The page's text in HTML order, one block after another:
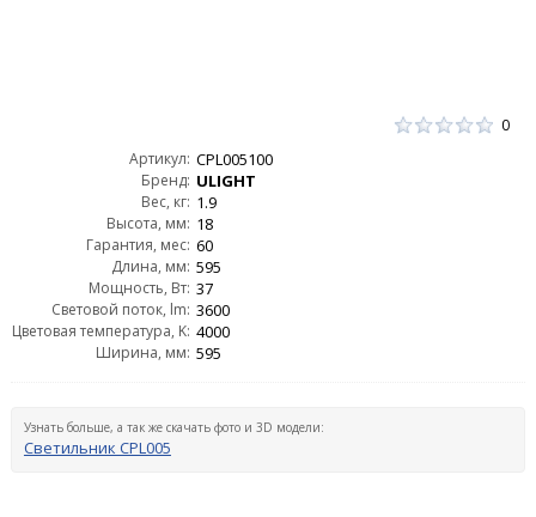
0
Артикул: CPL005100
Бренд: ULIGHT
Вес, кг: 1.9
Высота, мм: 18
Гарантия, мес: 60
Длина, мм: 595
Мощность, Вт: 37
Световой поток, lm: 3600
Цветовая температура, K: 4000
Ширина, мм: 595
Узнать больше, а так же скачать фото и 3D модели:
Светильник CPL005